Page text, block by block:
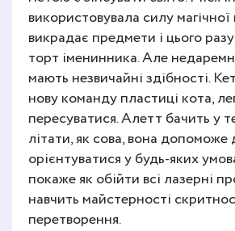
використовувала силу магічної
викрадає предмети і цього
торт іменинника. Але
мають незвичайні здібності.
нову команду пластиці кота,
пересуватися. Алетт бачить у
літати, як сова, вона допоможе
орієнтуватися у будь-яких
покаже як обійти всі лазерні
навчить майстерності
перетворення.